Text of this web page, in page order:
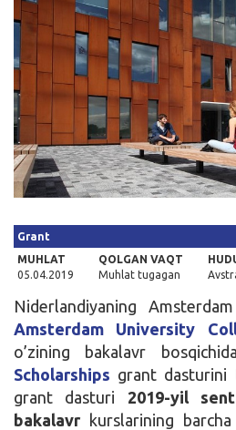
Qidirish
Kirish
Grant
MUHLAT
05.04.2019
QOLGAN VAQT
Muhlat tugagan
Niderlandiyaning
Amsterdam University
o’zining bakalavr
Scholarships grant dasturini
grant dasturi 2019-yil
bakalavr kurslarining barcha